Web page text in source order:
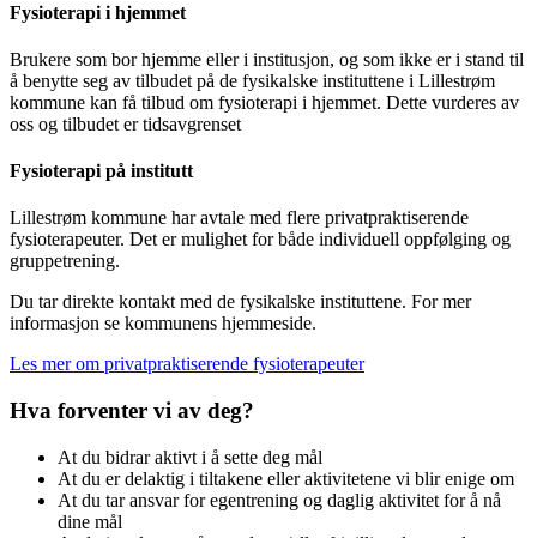
Fysioterapi i hjemmet
Brukere som bor hjemme eller i institusjon, og som ikke er i stand til
å benytte seg av tilbudet på de fysikalske instituttene i Lillestrøm
kommune kan få tilbud om fysioterapi i hjemmet. Dette vurderes av
oss og tilbudet er tidsavgrenset
Fysioterapi på institutt
Lillestrøm kommune har avtale med flere privatpraktiserende
fysioterapeuter. Det er mulighet for både individuell oppfølging og
gruppetrening.
Du tar direkte kontakt med de fysikalske instituttene. For mer
informasjon se kommunens hjemmeside.
Les mer om privatpraktiserende fysioterapeuter
Hva forventer vi av deg?
At du bidrar aktivt i å sette deg mål
At du er delaktig i tiltakene eller aktivitetene vi blir enige om
At du tar ansvar for egentrening og daglig aktivitet for å nå
dine mål